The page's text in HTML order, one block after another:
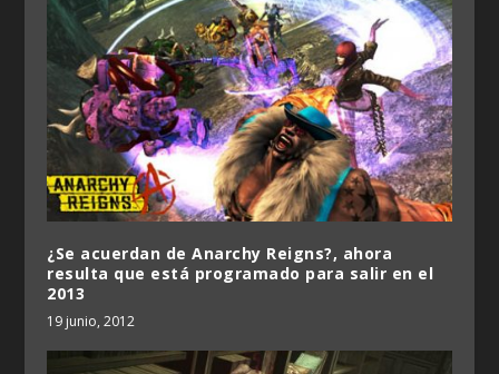
¿Se acuerdan de Anarchy Reigns?, ahora
resulta que está programado para salir en el
2013
19 junio, 2012